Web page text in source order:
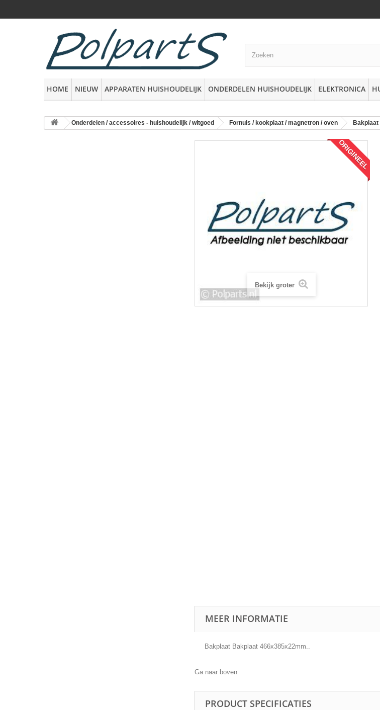
HOME NIEUW APPARATEN HUISHOUDELIJK ONDERDELEN HUISHOUDELIJK ELEKTRONICA
Onderdelen / accessoires - huishoudelijk / witgoed Fornuis / kookplaat / magnetron / oven Bakplaat
ORIGINEEL
Bekijk groter
MEER INFORMATIE
Bakplaat Bakplaat 466x385x22mm..
Ga naar boven
PRODUCT SPECIFICATIES